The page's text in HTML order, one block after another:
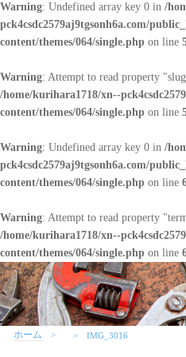
Warning: Undefined array key 0 in /
pck4csdc2579aj9tgsonh6a.com/
content/themes/064/single.php on line
Warning: Attempt to read property
/home/kurihara1718/xn--
content/themes/064/single.php on line
Warning: Undefined array key 0 in /
pck4csdc2579aj9tgsonh6a.com/
content/themes/064/single.php on line
Warning: Attempt to read property
/home/kurihara1718/xn--
content/themes/064/single.php on line
ホーム IMG_3016